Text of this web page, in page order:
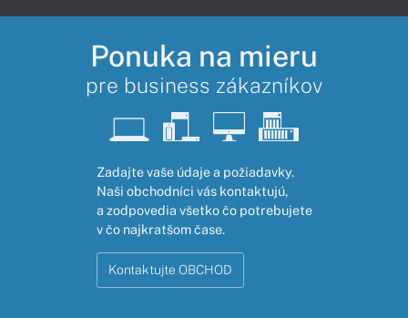
Ponuka na mieru
pre business zákazníkov
Zadajte vaše údaje a požiadavky.
Naši obchodníci vás kontaktujú,
a zodpovedia všetko čo potrebujete
v čo najkratšom čase.
Kontaktujte OBCHOD